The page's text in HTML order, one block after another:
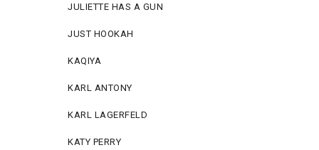
JULIETTE HAS A GUN
JUST HOOKAH
KAQIYA
KARL ANTONY
KARL LAGERFELD
KATY PERRY